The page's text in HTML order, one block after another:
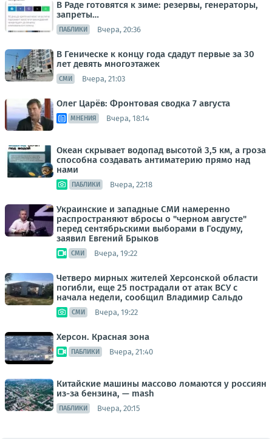
В Раде готовятся к зиме: резервы, генераторы,
запреты…
ПАБЛИКИ Вчера, 20:36
В Геническе к концу года сдадут первые за 30
лет девять многоэтажек
СМИ Вчера, 21:03
Олег Царёв: Фронтовая сводка 7 августа
МНЕНИЯ Вчера, 18:14
Океан скрывает водопад высотой 3,5 км, а гроза
способна создавать антиматерию прямо над
нами
ПАБЛИКИ Вчера, 22:18
Украинские и западные СМИ намеренно
распространяют вбросы о "черном августе"
перед сентябрьскими выборами в Госдуму,
заявил Евгений Брыков
СМИ Вчера, 19:22
Четверо мирных жителей Херсонской области
погибли, еще 25 пострадали от атак ВСУ с
начала недели, сообщил Владимир Сальдо
СМИ Вчера, 19:22
Херсон. Красная зона
ПАБЛИКИ Вчера, 21:40
Китайские машины массово ломаются у россиян
из-за бензина, — mash
ПАБЛИКИ Вчера, 20:15